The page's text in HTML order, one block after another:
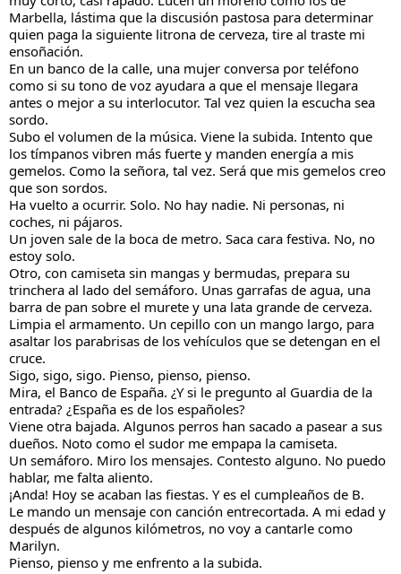
Marbella, lástima que la discusión pastosa para determinar
quien paga la siguiente litrona de cerveza, tire al traste mi
ensoñación.
En un banco de la calle, una mujer conversa por teléfono
como si su tono de voz ayudara a que el mensaje llegara
antes o mejor a su interlocutor. Tal vez quien la escucha sea
sordo.
Subo el volumen de la música. Viene la subida. Intento que
los tímpanos vibren más fuerte y manden energía a mis
gemelos. Como la señora, tal vez. Será que mis gemelos creo
que son sordos.
Ha vuelto a ocurrir. Solo. No hay nadie. Ni personas, ni
coches, ni pájaros.
Un joven sale de la boca de metro. Saca cara festiva. No, no
estoy solo.
Otro, con camiseta sin mangas y bermudas, prepara su
trinchera al lado del semáforo. Unas garrafas de agua, una
barra de pan sobre el murete y una lata grande de cerveza.
Limpia el armamento. Un cepillo con un mango largo, para
asaltar los parabrisas de los vehículos que se detengan en el
cruce.
Sigo, sigo, sigo. Pienso, pienso, pienso.
Mira, el Banco de España. ¿Y si le pregunto al Guardia de la
entrada? ¿España es de los españoles?
Viene otra bajada. Algunos perros han sacado a pasear a sus
dueños. Noto como el sudor me empapa la camiseta.
Un semáforo. Miro los mensajes. Contesto alguno. No puedo
hablar, me falta aliento.
¡Anda! Hoy se acaban las fiestas. Y es el cumpleaños de B.
Le mando un mensaje con canción entrecortada. A mi edad y
después de algunos kilómetros, no voy a cantarle como
Marilyn.
Pienso, pienso y me enfrento a la subida.